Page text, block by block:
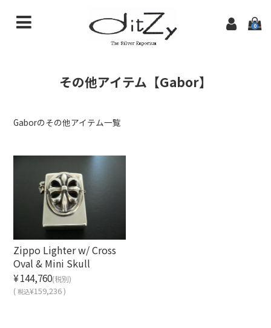
0
特定商取引法に基づく表記
その他アイテム【Gabor】
Gaborのその他アイテム一覧
Zippo Lighter w/ Cross
Oval & Mini Skull
¥144,760(税別)
(税込¥159,236 )